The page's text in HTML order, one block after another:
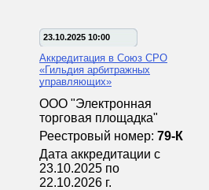
23.10.2025 10:00
Аккредитация в Союз СРО
«Гильдия арбитражных
управляющих»
ООО "Электронная
торговая площадка"
Реестровый номер: 79-К
Дата аккредитации с
23.10.2025 по
22.10.2026 г.